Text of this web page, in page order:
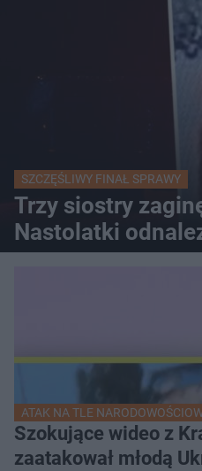
SZCZĘŚLIWY FINAŁ SPRAWY
Trzy siostry
Nastolatki
ATAK NA TLE
Szokujące wideo z
zaatakował młodą